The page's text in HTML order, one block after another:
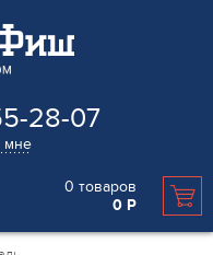
28-07
мне
0 товаров
0 Р